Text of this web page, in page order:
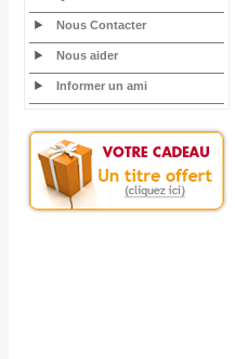
Nous Contacter
Nous aider
Informer un ami